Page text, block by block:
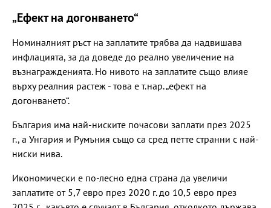
„Ефект на догонването“
Номиналният ръст на заплатите трябва да надвишава
инфлацията, за да доведе до реално увеличение на
възнагражденията. Но нивото на заплатите също влияе
върху реалния растеж - това е т.нар. „ефект на
догонването“.
България има най-ниските почасови заплати през 2025
г., а Унгария и Румъния също са сред петте странни с най-
ниски нива.
Икономически е по-лесно една страна да увеличи
заплатите от 5,7 евро през 2020 г. до 10,5 евро през